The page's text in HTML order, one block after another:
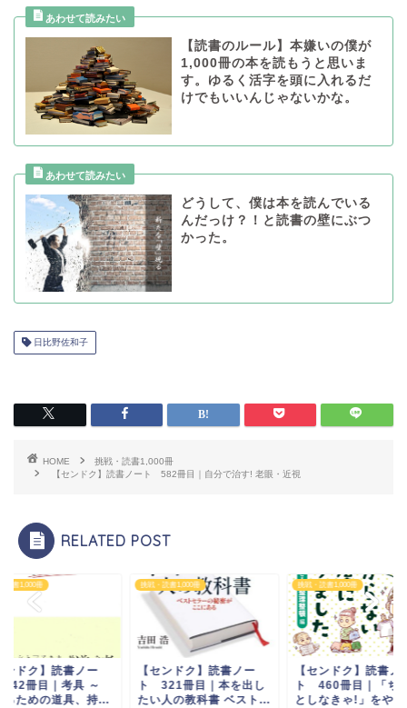
【読書のルール】本嫌いの僕が
1,000冊の本を読もうと思いま
す。ゆるく活字を頭に入れるだ
けでもいいんじゃないかな。
どうして、僕は本を読んでいる
んだっけ？！と読書の壁にぶつ
かった。
日比野佐和子
HOME
挑戦・読書1,000冊
【センドク】読書ノート 582冊目｜自分で治す! 老眼・近視
RELATED POST
読書1,000冊
ンドク】読書ノー
冊目｜考具 ～
るための道具、持...
挑戦・読書1,000冊
【センドク】読書ノー
ト 321冊目｜本を出し
たい人の教科書 ベスト...
挑戦・読書1,000冊
【センドク】読書ノ
ト 460冊目｜「ち
としなきゃ!」をや